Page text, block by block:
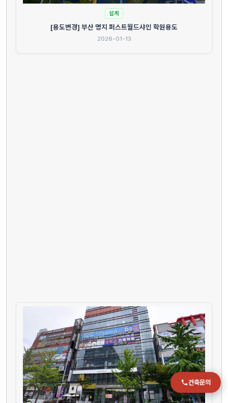
설계
[용도변경] 부산 명지 퍼스트월드샤인 학원용도
2026-01-13
건축문의
월–금 09:00–18:00